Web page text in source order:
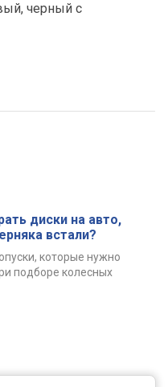
черный с
диски на авто,
встали?
которые нужно
подборе колесных